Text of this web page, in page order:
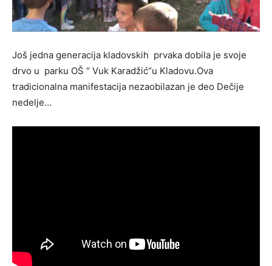
Još jedna generacija kladovskih prvaka dobila je svoje
drvo u parku OŠ “ Vuk Karadžić“u Kladovu.Ova
tradicionalna manifestacija nezaobilazan je deo Dečije
nedelje…